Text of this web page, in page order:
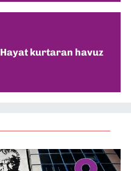
Hayat kurtaran havuz